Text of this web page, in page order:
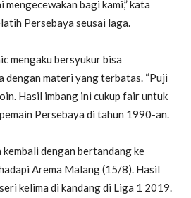
bagi kami,” kata
Persebaya seusai laga.
mengaku bersyukur bisa
dengan materi yang terbatas. “Puji
Hasil imbang ini cukup fair untuk
Persebaya di tahun 1990-an.
dengan bertandang ke
Arema Malang (15/8). Hasil
kelima di kandang di Liga 1 2019.